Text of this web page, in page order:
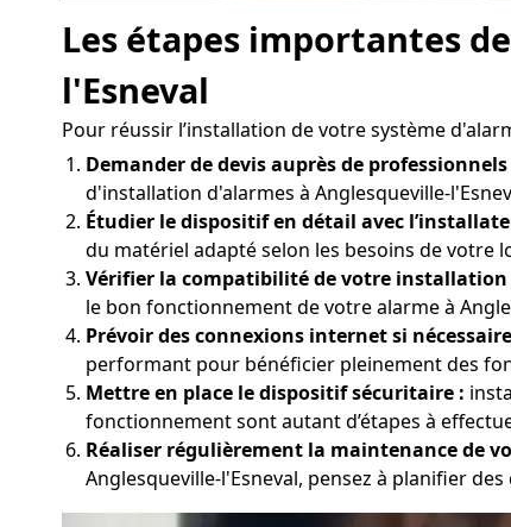
Les étapes importantes
l'Esneval
Pour réussir l’installation de votre système
Demander de devis auprès de professionnels
d'installation d'alarmes à Anglesqueville-
Étudier le dispositif en détail avec
du matériel adapté selon les besoins de votre
Vérifier la compatibilité de votre installation
le bon fonctionnement de votre alarme à
Prévoir des connexions internet si
performant pour bénéficier pleinement des
Mettre en place le dispositif sécuritaire :
fonctionnement sont autant d’étapes à
Réaliser régulièrement la maintenance de
Anglesqueville-l'Esneval, pensez à planifier